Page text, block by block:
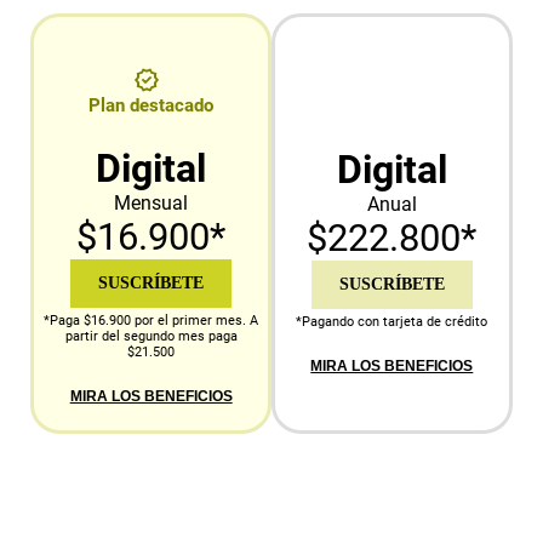
Plan destacado
Digital
Mensual
$16.900*
SUSCRÍBETE
*Paga $16.900 por el primer mes. A
partir del segundo mes paga
$21.500
MIRA LOS BENEFICIOS
Digital
Anual
$222.800*
SUSCRÍBETE
*Pagando con tarjeta de crédito
MIRA LOS BENEFICIOS